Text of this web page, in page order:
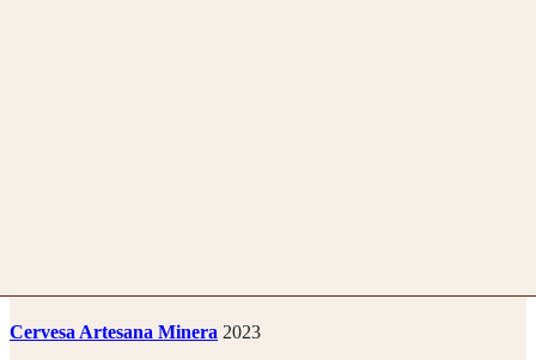
Cervesa Artesana Minera 2023